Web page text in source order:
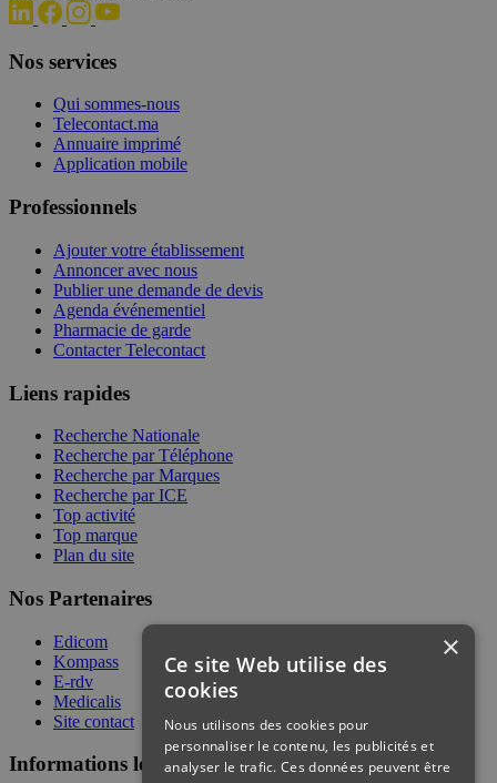
Nos services
Qui sommes-nous
Telecontact.ma
Annuaire imprimé
Application mobile
Professionnels
Ajouter votre établissement
Annoncer avec nous
Publier une demande de devis
Agenda événementiel
Pharmacie de garde
Contacter Telecontact
Liens rapides
Recherche Nationale
Recherche par Téléphone
Recherche par Marques
Recherche par ICE
Top activité
Top marque
Plan du site
Nos Partenaires
Edicom
Kompass
E-rdv
Medicalis
Site contact
Informations légales
×
Ce site Web utilise des
cookies
Nous utilisons des cookies pour
personnaliser le contenu, les publicités et
analyser le trafic. Ces données peuvent être